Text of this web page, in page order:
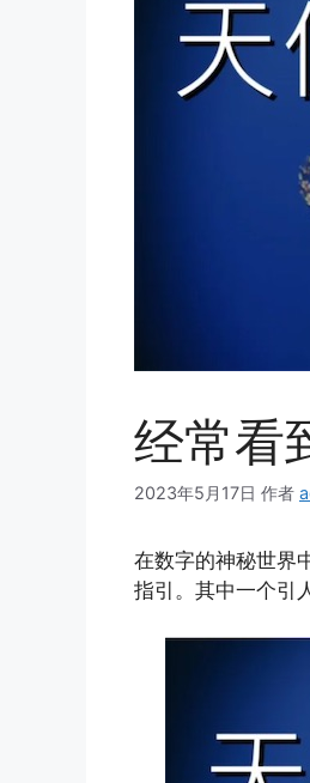
经常看
2023年5月17日 作者
在数字的神秘世界
指引。其中一个引